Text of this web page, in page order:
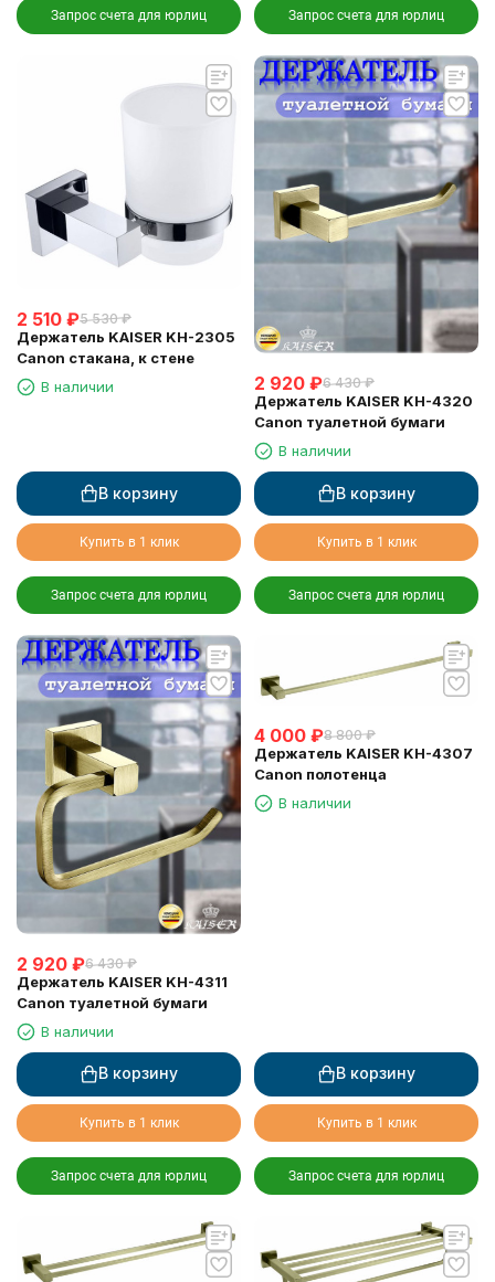
Запрос счета для юрлиц Запрос счета для юрлиц
2 510 ₽5 530 ₽
Держатель KAISER KH-2305
Canon стакана, к стене
В наличии
В корзину
Купить в 1 клик
Запрос счета для юрлиц
2 920 ₽6 430 ₽
Держатель KAISER KH-4320
Canon туалетной бумаги
В наличии
В корзину
Купить в 1 клик
Запрос счета для юрлиц
2 920 ₽6 430 ₽
Держатель KAISER KH-4311
Canon туалетной бумаги
В наличии
В корзину
Купить в 1 клик
Запрос счета для юрлиц
4 000 ₽8 800 ₽
Держатель KAISER KH-4307
Canon полотенца
В наличии
В корзину
Купить в 1 клик
Запрос счета для юрлиц